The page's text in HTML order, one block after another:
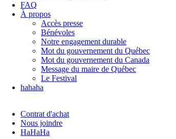
FAQ
À propos
Accès presse
Bénévoles
Notre engagement durable
Mot du gouvernement du Québec
Mot du gouvernement du Canada
Message du maire de Québec
Le Festival
hahaha
Contrat d'achat
Nous joindre
HaHaHa